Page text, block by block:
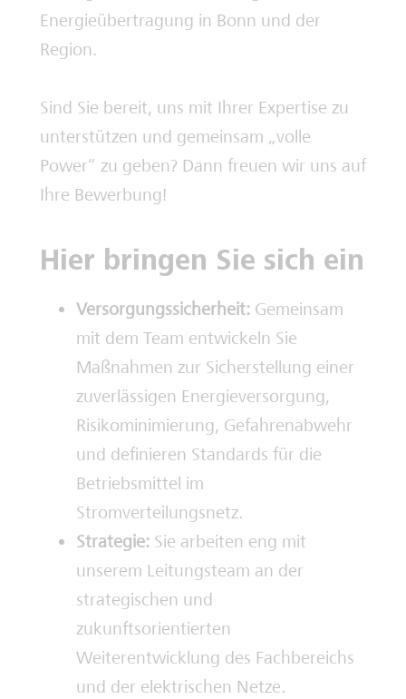
Energieübertragung in Bonn und der
Region.
Sind Sie bereit, uns mit Ihrer Expertise zu
unterstützen und gemeinsam „volle
Power“ zu geben? Dann freuen wir uns auf
Ihre Bewerbung!
Hier bringen Sie sich ein
Versorgungssicherheit: Gemeinsam
mit dem Team entwickeln Sie
Maßnahmen zur Sicherstellung einer
zuverlässigen Energieversorgung,
Risikominimierung, Gefahrenabwehr
und definieren Standards für die
Betriebsmittel im
Stromverteilungsnetz.
Strategie: Sie arbeiten eng mit
unserem Leitungsteam an der
strategischen und
zukunftsorientierten
Weiterentwicklung des Fachbereichs
und der elektrischen Netze.